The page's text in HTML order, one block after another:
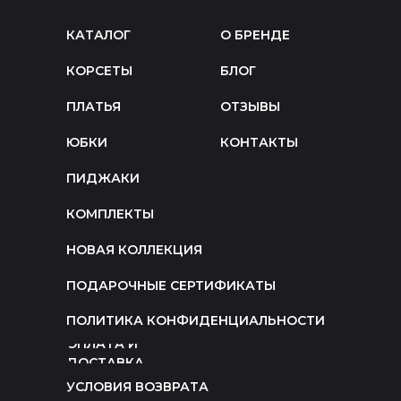
ПОЛИТИКА КОНФИДЕНЦИАЛЬНОСТИ
ОПЛАТА И
ДОСТАВКА
УСЛОВИЯ ВОЗВРАТА
КАТАЛОГ
КОРСЕТЫ
ПЛАТЬЯ
ЮБКИ
ПИДЖАКИ
КОМПЛЕКТЫ
НОВАЯ КОЛЛЕКЦИЯ
ПОДАРОЧНЫЕ СЕРТИФИКАТЫ
О БРЕНДЕ
БЛОГ
ОТЗЫВЫ
КОНТАКТЫ